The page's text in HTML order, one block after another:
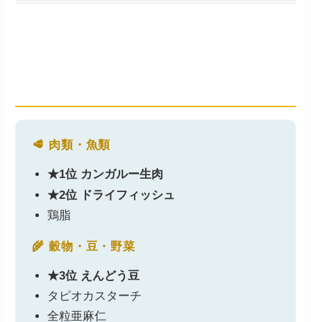
🥩 肉類・魚類
★1位 カンガルー生肉
★2位 ドライフィッシュ
鶏脂
🌾 穀物・豆・野菜
★3位 えんどう豆
タピオカスターチ
全粒亜麻仁